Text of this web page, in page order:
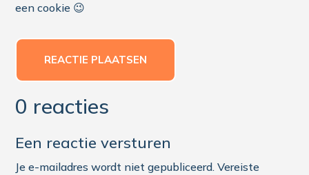
een cookie 😉
REACTIE PLAATSEN
0 reacties
Een reactie versturen
Je e-mailadres wordt niet gepubliceerd. Vereiste